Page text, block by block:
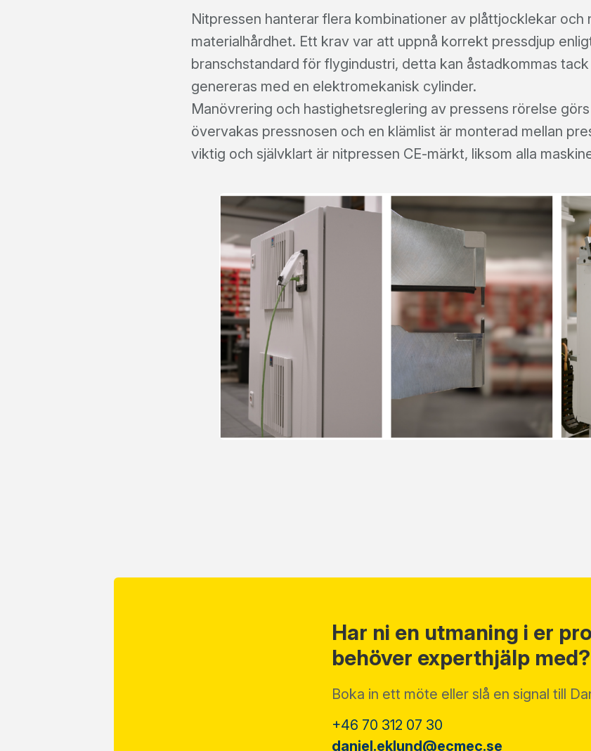
Nitpressen hanterar flera kombinationer av plåttjocklekar och
materialhårdhet. Ett krav var att uppnå korrekt pressdjup
branschstandard för flygindustri, detta kan åstadkommas
genereras med en elektromekanisk cylinder.
Manövrering och hastighetsreglering av pressens rörelse
övervakas pressnosen och en klämlist är monterad mellan
viktig och självklart är nitpressen CE-märkt, liksom alla
Har ni en utmaning i er
behöver experthjälp med?
Boka in ett möte eller slå en signal till
+46 70 312 07 30
daniel.eklund@ecmec.se